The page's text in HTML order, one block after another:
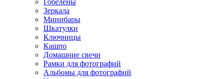
Гобелены
Зеркала
Минибары
Шкатулки
Ключницы
Кашпо
Домашние свечи
Рамки для фотографий
Альбомы для фотографий